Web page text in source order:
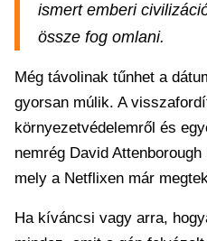
ismert emberi
össze fog omlani.
Még távolinak tűnhet a
gyorsan múlik. A
környezetvédelemről és
nemrég David
mely a Netflixen már
Ha kíváncsi vagy arra,